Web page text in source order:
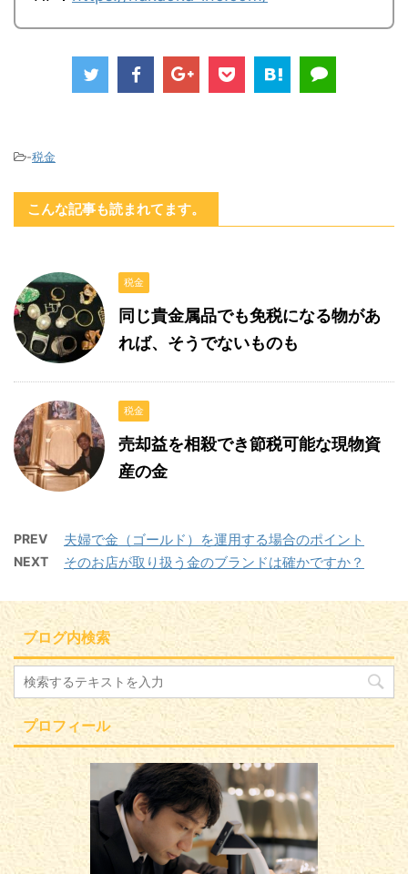
-税金
こんな記事も読まれてます。
税金
同じ貴金属品でも免税になる物があ
れば、そうでないものも
税金
売却益を相殺でき節税可能な現物資
産の金
PREV 夫婦で金（ゴールド）を運用する場合のポイント
NEXT そのお店が取り扱う金のブランドは確かですか？
ブログ内検索
プロフィール